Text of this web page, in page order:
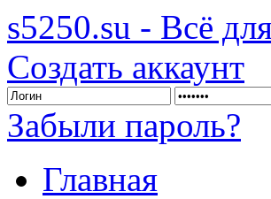
s5250.su - Всё
Создать аккаунт
Забыли пароль?
Главная